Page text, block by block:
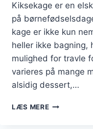
Kiksekage er en
på
kage er ikke kun
heller ikke bagning,
mulighed for travle
varieres på mange
alsidig dessert,…
LÆS MEREKIKSEKAGE